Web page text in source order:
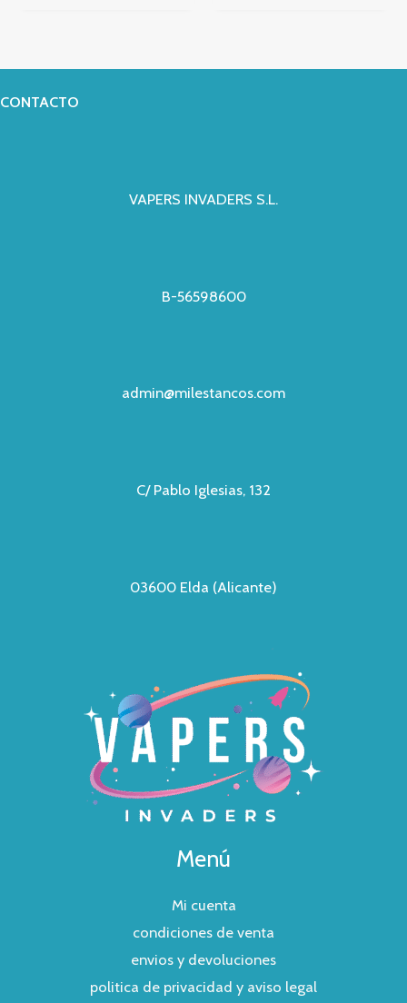
CONTACTO
VAPERS INVADERS S.L.
B-56598600
admin@milestancos.com
C/ Pablo Iglesias, 132
03600 Elda (Alicante)
Menú
Mi cuenta
condiciones de venta
envios y devoluciones
politica de privacidad y aviso legal